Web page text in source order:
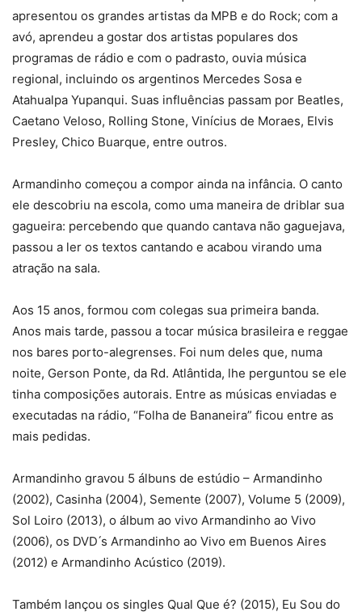
apresentou os grandes artistas da MPB e do Rock; com a
avó, aprendeu a gostar dos artistas populares dos
programas de rádio e com o padrasto, ouvia música
regional, incluindo os argentinos Mercedes Sosa e
Atahualpa Yupanqui. Suas influências passam por Beatles,
Caetano Veloso, Rolling Stone, Vinícius de Moraes, Elvis
Presley, Chico Buarque, entre outros.
Armandinho começou a compor ainda na infância. O canto
ele descobriu na escola, como uma maneira de driblar sua
gagueira: percebendo que quando cantava não gaguejava,
passou a ler os textos cantando e acabou virando uma
atração na sala.
Aos 15 anos, formou com colegas sua primeira banda.
Anos mais tarde, passou a tocar música brasileira e reggae
nos bares porto-alegrenses. Foi num deles que, numa
noite, Gerson Ponte, da Rd. Atlântida, lhe perguntou se ele
tinha composições autorais. Entre as músicas enviadas e
executadas na rádio, “Folha de Bananeira” ficou entre as
mais pedidas.
Armandinho gravou 5 álbuns de estúdio – Armandinho
(2002), Casinha (2004), Semente (2007), Volume 5 (2009),
Sol Loiro (2013), o álbum ao vivo Armandinho ao Vivo
(2006), os DVD ́s Armandinho ao Vivo em Buenos Aires
(2012) e Armandinho Acústico (2019).
Também lançou os singles Qual Que é? (2015), Eu Sou do